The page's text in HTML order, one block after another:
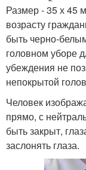
Размер - 35 х 45
возрасту
быть черно-
головном уборе
убеждения не
непокрытой
Человек
прямо, с
быть закрыт,
заслонять глаза.